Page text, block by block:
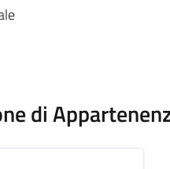
di